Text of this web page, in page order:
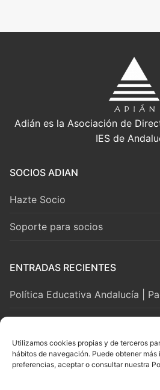
Utilizamos cookies propias y de terceros
hábitos de navegación. Puede obtener
preferencias, aceptar o consultar nuestra
Adián es la Asociación de
IES de
SOCIOS ADIAN
Hazte Socio
Soporte para socios
ENTRADAS RECIENTES
Política Educativa Andalucía |
LEGAL Y SOPORTE